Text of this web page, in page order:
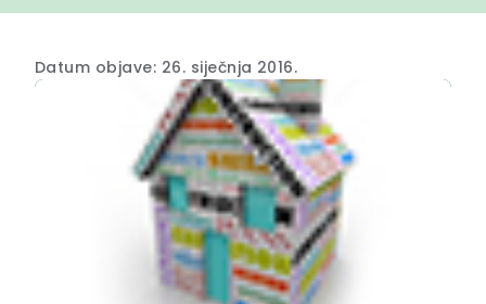
Datum objave: 26. siječnja 2016.